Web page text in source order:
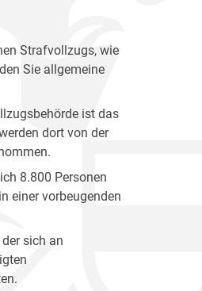
Strafvollzugs, wie
Sie allgemeine
ist das
dort von der
8.800 Personen
einer vorbeugenden
sich an